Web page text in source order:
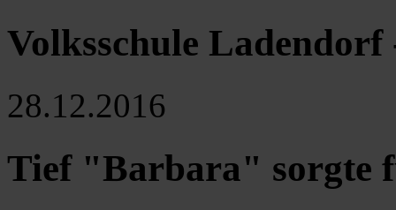
Volksschule
28.12.2016
Tief "Barbara" sorgte